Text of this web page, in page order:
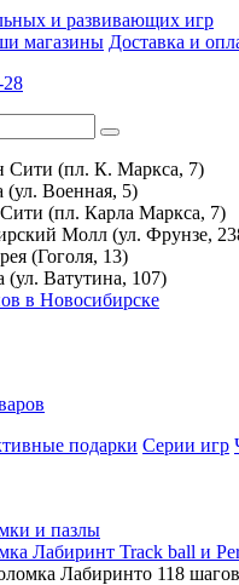
и развивающих игр
магазины Доставка и
28
(пл. К. Маркса, 7)
Военная, 5)
(пл. Карла Маркса, 7)
Молл (ул. Фрунзе,
(Гоголя, 13)
Ватутина, 107)
в Новосибирске
подарки Серии игр
и пазлы
Лабиринт Track ball и
Лабиринто 118 шагов